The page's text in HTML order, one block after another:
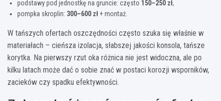
podstawy pod jednostkę na gruncie: często 150–250 zł,
pompka skroplin: 300–600 zł+ montaż.
W tańszych ofertach oszczędności często szuka się właśnie w
materiałach – cieńsza izolacja, słabszej jakości konsola, tańsze
korytka. Na pierwszy rzut oka różnica nie jest widoczna, ale po
kilku latach może dać o sobie znać w postaci korozji wsporników,
zacieków czy spadku efektywności.